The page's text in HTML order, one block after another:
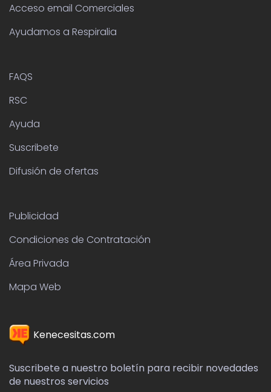
Acceso email Comerciales
Ayudamos a Respiralia
FAQS
RSC
Ayuda
Suscribete
Difusión de ofertas
Publicidad
Condiciones de Contratación
Área Privada
Mapa Web
Kenecesitas.com
Suscribete a nuestro boletín para recibir novedades
de nuestros servicios